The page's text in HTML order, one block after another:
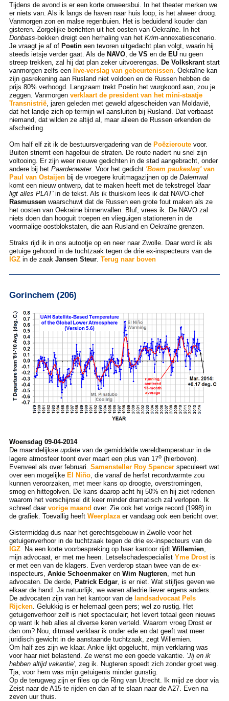
Tijdens de avond is er een korte onweersbui. In het theater merken we
er niets van. Als ik langs de haven naar huis loop, is het alweer droog.
Vanmorgen zon en malse regenbuien. Het is beduidend kouder dan
gisteren. Zorgelijke berichten uit het oosten van Oekraïne. In het
Donbass-bekken dreigt een herhaling van het Krim-annexatiescenario.
Je vraagt je af of Poetineen tevoren uitgedacht plan volgt, waarin hij
steeds ietsje verder gaat. Als de NAVO, de VS en deEUnu geen
streep trekken, zal hij dat plan zeker uitvoerengas.
De Volkskrantstart
vanmorgen zelfs een live-verslag van gebeurtenissen. Oekraïne kan
zijn gasrekening aan Rusland niet voldoen en de Russen hebben de
prijs 80% verhoogd. Langzaam trekt Poetin het wurgkoord aan, zou je
zeggen. Vanmorgen verklaart de president van het mini-staatje
Transnistrië, jaren geleden met geweld afgescheiden van Moldavië,
dat het landje zich op termijn wil aansluiten bij Rusland. Dat verbaast
niemand, dat wilden ze altijd al, maar alleen de Russen erkenden de
afscheiding.
Om half elf zit ik de bestuursvergadering van de Poëzieroutevoor.
Buiten striemt een hagelbui de straten. De route nadert nu snel zijn
voltooing. Er zijn weer nieuwe gedichten in de stad aangebracht, onder
andere bij het Paardenwater. Voor het gedicht 'Boem paukeslag'van
Paul van Ostaijenbij de vroegere kruitmagazijnen op de Dalemwal
komt een nieuw ontwerp, dat te maken heeft met de tekstregel 'daar
ligt alles PLAT'in de tekst. Als ik thuiskom lees ik dat NAVO-chef
Rasmussenwaarschuwt dat de Russen een grote fout maken als ze
het oosten van Oekraïne binnenvallen. Bluf, vrees ik. De NAVO zal
niets doen dan hooguit troepen en vlieguigen stationeren in de
voormalige oostblokstaten, die aan Rusland en Oekraïne grenzen.
Straks rijd ik in ons autootje op en neer naar Zwolle. Daar word ik als
getuige gehoord in de tuchtzaak tegen de drie ex-inspecteurs van de
IGZin de zaak Jansen Steur. Terug naar boven
Gorinchem (206)
Woensdag 09-04-2014
De maandelijkse updatevan de gemiddelde wereldtemperatuur in de
lagere atmosfeer toont over maart een plus van 17o(hierboven).
Evenveel als over februari. Samensteller Roy Spencerspeculeert wat
over een mogelijke El Niño, die vanaf de herfst recordwarmte zou
kunnen veroorzaken, met meer kans op droogte, overstromingen,
smog en hittegolven. De kans daarop acht hij 50% en hij ziet redenen
waarom het verschijnsel dit keer minder dramatisch zal verlopen. Ik
schreef daar vorige maand over. Zie ook het vorige record (1998) in
de grafiek. Toevallig heeft Weerplaza er vandaag ook een bericht over.
Gistermiddag dus naar het gerechtsgebouw in Zwolle voor het
getuigenverhoor in de tuchtzaak tegen de drie ex-inspecteurs van de
IGZ. Na een korte voorbespreking op haar kantoor rijdt Willemien,
mijn advocaat, er met me heen. Letselschadespecialist Yme Drostis
er met een van de klagers. Even verderop staan twee van de ex-
inspecteurs, Ankie Schoenmakeren Wim Nugteren, met hun
advocaten. De derde,
Patrick Edgar, is er niet. Wat stijfjes geven we
elkaar de hand. Ja natuurlijk, we waren alledrie liever ergens anders.
De advocaten zijn van het kantoor van de landsadvocaat Pels
Rijcken. Gelukkig is er helemaal geen pers; wel zo rustig. Het
getuigenverhoor zelf is niet spectaculair; het levert totaal geen nieuws
op want ik heb alles al diverse keren verteld. Waarom vroeg Drost er
dan om? Nou, ditmaal verklaar ik onder ede en dat geeft wat meer
juridisch gewicht in de aanstaande tuchtzaak, zegt Willemien.
Om half zes zijn we klaar. Ankie lijkt opgelucht, mijn verklaring was
voor haar niet belastend. Ze wenst me een goede vakantie. 'Jij en ik
hebben altijd vakantie', zeg ik. Nugteren spoedt zich zonder groet weg.
Tja, voor hem was mijn getuigenis minder gunstig.
Op de terugweg zijn er files op de Ring van Utrecht. Ik mijd ze door via
Zeist naar de A15 te rijden en dan af te slaan naar de A27. Even na
zeven uur thuis.